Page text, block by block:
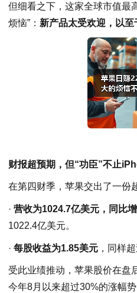
但细看之下，这家全球市值最
烦恼”： 新产品太受欢迎，以至
财报超预期，但“功臣”不止
在第四财季，苹果交出了一份
· 营收为1024.7亿美元，同比
1022.4亿美元。
· 每股收益为1.85美元 ，同样
受此业绩推动，苹果股价在盘
今年8月以来超过30%的涨幅势